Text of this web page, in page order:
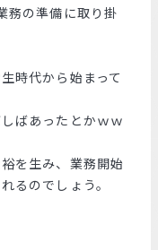
務の準備に取り掛
時代から始まって
ばあったとかｗｗ
を生み、業務開始
るのでしょう。